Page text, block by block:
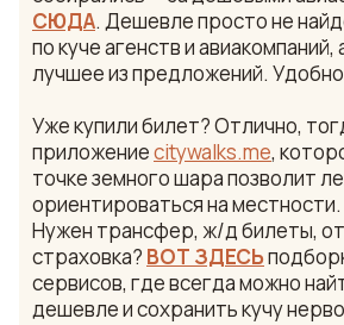
СЮДА. Дешевле просто не
по куче агенств и
лучшее из предложений.
Уже купили билет? Отлично,
приложениеcitywalks.me,
точке земного шара позволит
ориентироваться на местности.
Нужен трансфер, ж/д билеты,
страховка? ВОТ ЗДЕСЬ
сервисов, где всегда можно
дешевле и сохранить кучу